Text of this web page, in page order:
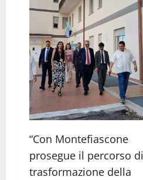
“Con Montefiascone
prosegue il percorso di
trasformazione della